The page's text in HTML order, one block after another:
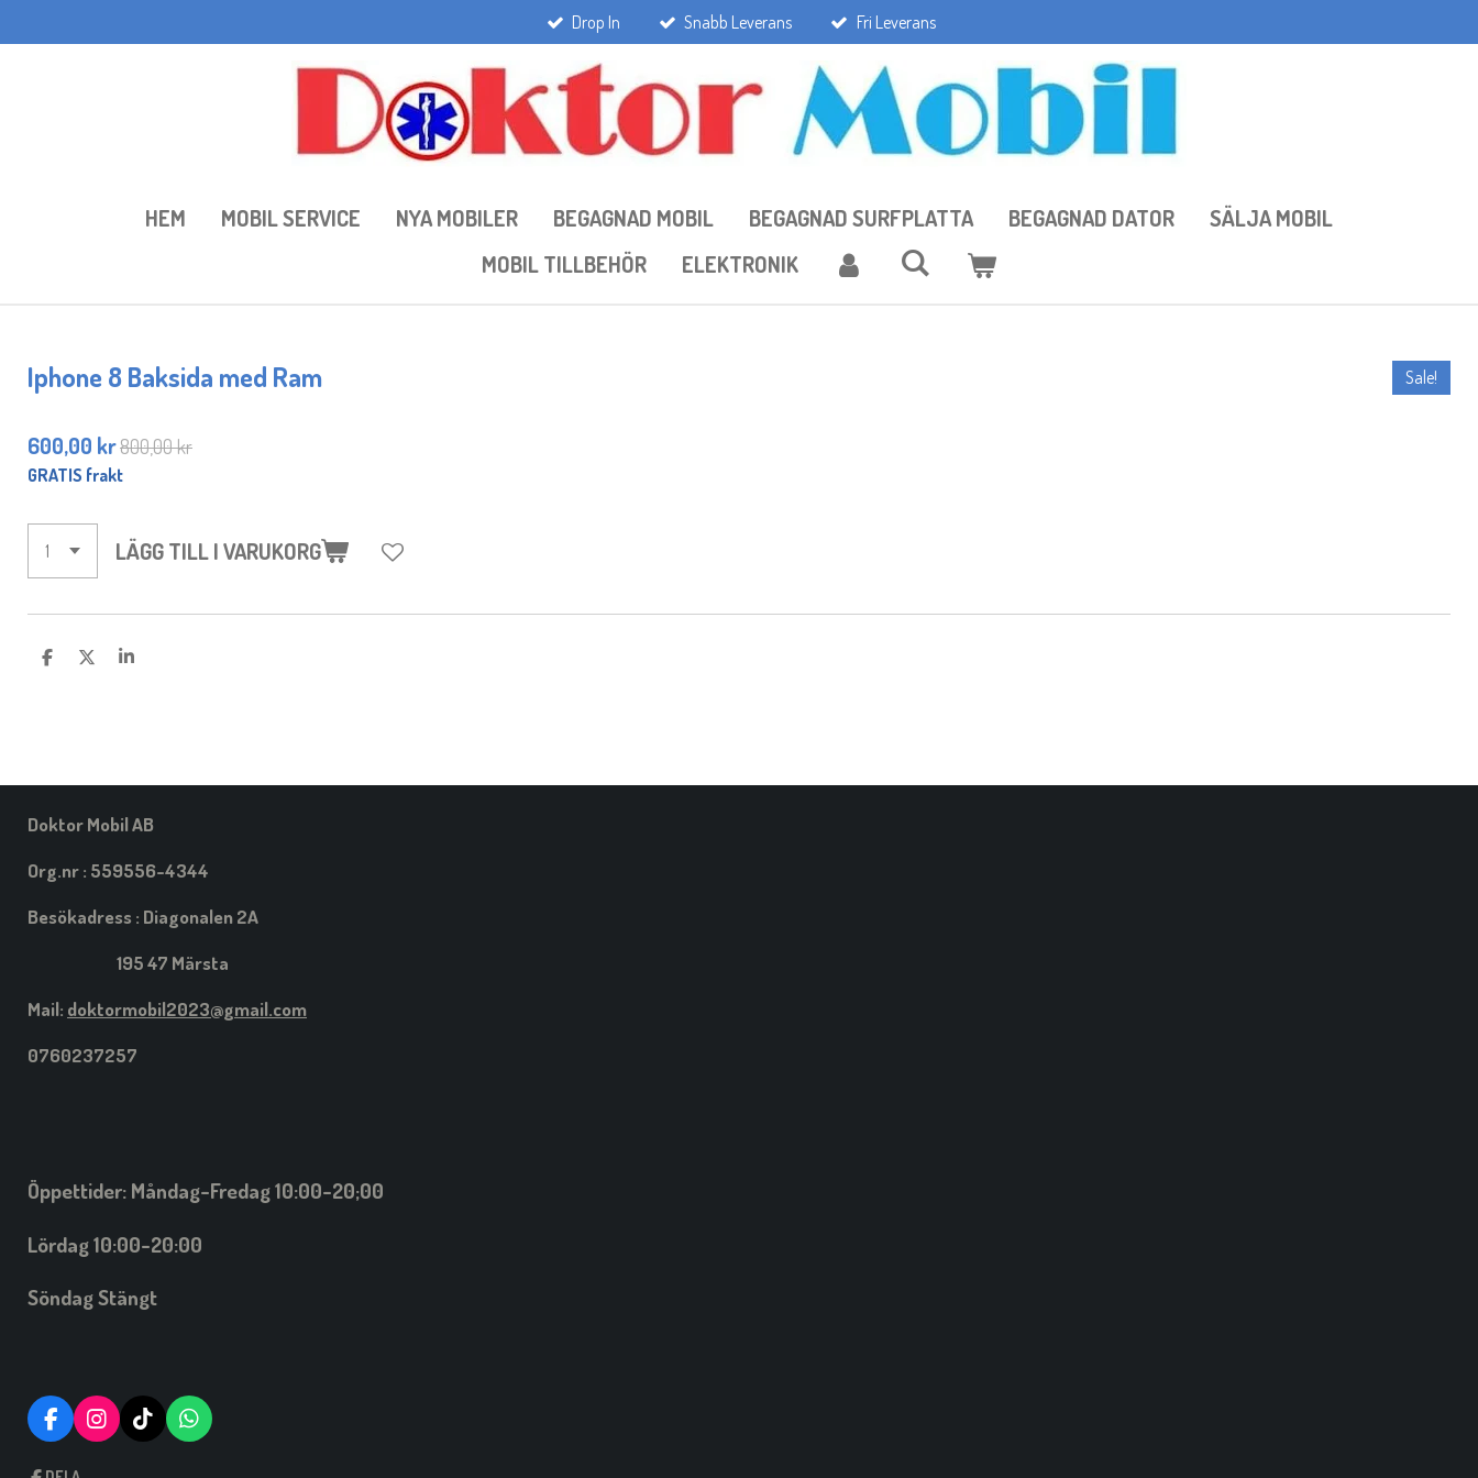
till
Drop In Snabb Leverans Fri Leverans
HEM MOBIL SERVICE NYA MOBILER BEGAGNAD MOBIL BEGAGNAD SURFPLATTA BEGAGNAD DATOR
SÄLJA MOBIL
MOBIL TILLBEHÖR
ELEKTRONIK
Iphone 8 Baksida med Ram Sale!
600,00 kr800,00 kr
GRATIS frakt
LÄGG TILL I VARUKORG
D
D
S
G
D
Doktor Mobil AB
Org.nr : 559556-4344
Besökadress : Diagonalen 2A
195 47 Märsta
Mail: doktormobil2023@gmail.com
0760237257
Öppettider: Måndag-Fredag 10:00-20;00
Lördag 10:00-20:00
Söndag Stängt
F
A
C
I
N
T
I
W
H